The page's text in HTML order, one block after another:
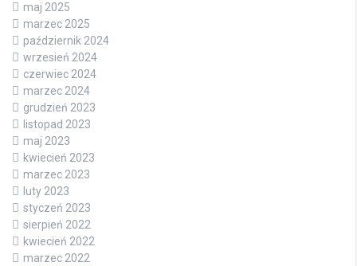
maj 2025
marzec 2025
październik 2024
wrzesień 2024
czerwiec 2024
marzec 2024
grudzień 2023
listopad 2023
maj 2023
kwiecień 2023
marzec 2023
luty 2023
styczeń 2023
sierpień 2022
kwiecień 2022
marzec 2022